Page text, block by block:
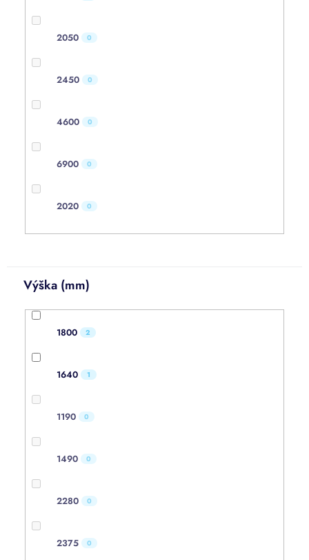
2050 0
2450 0
4600 0
6900 0
2020 0
Výška (mm)
1800 2
1640 1
1190 0
1490 0
2280 0
2375 0